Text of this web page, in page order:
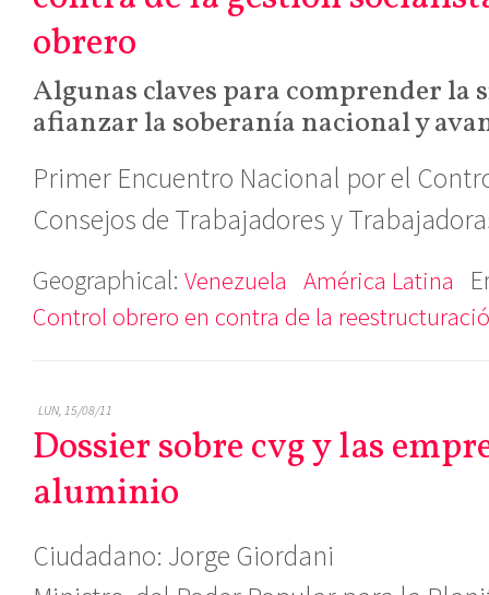
obrero
Algunas claves para comprender la
afianzar la soberanía nacional y
Primer Encuentro Nacional por el
Consejos de Trabajadores y
Geographical: Venezuela América Latina
Control obrero en contra de la
LUN, 15/08/11
Dossier sobre cvg y las
aluminio
Ciudadano: Jorge Giordani